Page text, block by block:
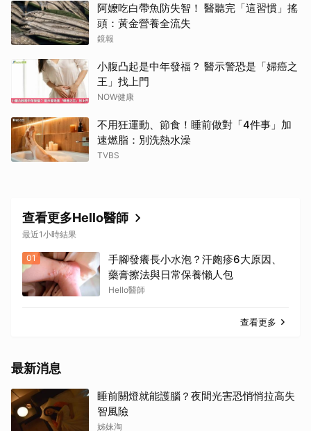
阿嬤吃白帶魚防失智！ 醫聽完「這習慣」搖
頭：黃金營養全流失
鏡報
小腹凸起是中年發福？ 醫示警恐是「婦癌之
王」找上門
NOW健康
不用狂運動、節食！睡前做對「4件事」加
速燃脂：別洗熱水澡
TVBS
查看更多Hello醫師
最近1小時結果
01
手腳發癢長小水泡？汗皰疹6大原因、
藥膏擦法與日常保養懶人包
Hello醫師
查看更多
最新消息
睡前關燈就能護腦？夜間光害恐悄悄拉高失
智風險
姊妹淘